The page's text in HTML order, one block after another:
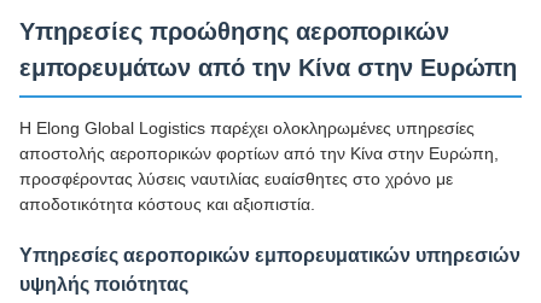
Υπηρεσίες προώθησης αεροπορικών
εμπορευμάτων από την Κίνα στην Ευρώπη
Η Elong Global Logistics παρέχει ολοκληρωμένες υπηρεσίες
αποστολής αεροπορικών φορτίων από την Κίνα στην Ευρώπη,
προσφέροντας λύσεις ναυτιλίας ευαίσθητες στο χρόνο με
αποδοτικότητα κόστους και αξιοπιστία.
Υπηρεσίες αεροπορικών εμπορευματικών υπηρεσιών
υψηλής ποιότητας